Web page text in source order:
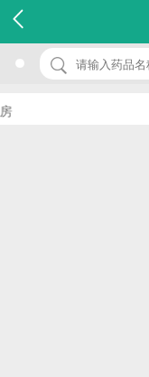
名 称：消栓口服液
品 牌：(大政)